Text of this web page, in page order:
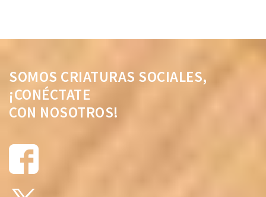
SOMOS CRIATURAS SOCIALES,
¡CONÉCTATE
CON NOSOTROS!